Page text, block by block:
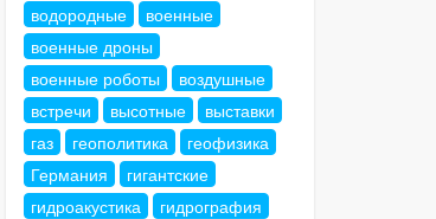
водородные
военные
военные дроны
военные роботы
воздушные
встречи
высотные
выставки
газ
геополитика
геофизика
Германия
гигантские
гидроакустика
гидрография